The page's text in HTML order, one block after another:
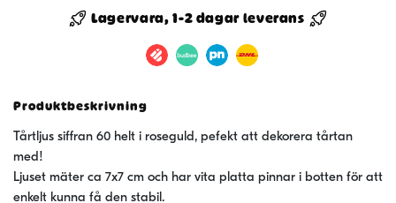
roséguld
Lagervara, 1-2 dagar leverans
Produktbeskrivning
Tårtljus siffran 60 helt i roseguld, pefekt att dekorera tårtan
med!
Ljuset mäter ca 7x7 cm och har vita platta pinnar i botten för att
enkelt kunna få den stabil.